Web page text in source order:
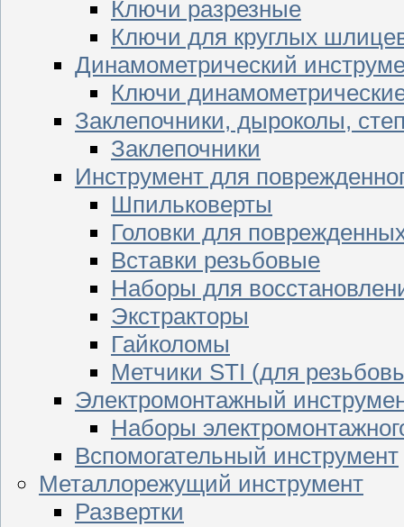
Ключи разрезные
Ключи для круглых
Динамометрический
Ключи
Заклепочники, дыроколы,
Заклепочники
Инструмент для
Шпильковерты
Головки для
Вставки резьбовые
Наборы для
Экстракторы
Гайколомы
Метчики STI (для
Электромонтажный
Наборы
Вспомогательный инструмент
Металлорежущий инструмент
Развертки